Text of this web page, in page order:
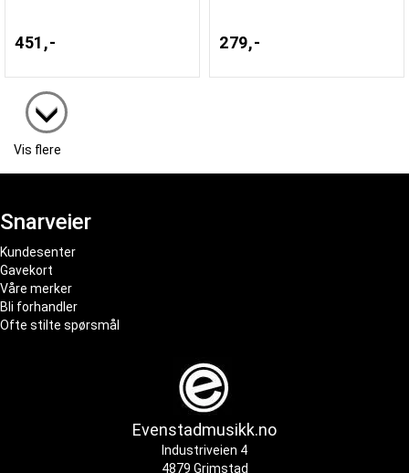
451,- 279,-
Vis flere
Snarveier
Kundesenter
Gavekort
Våre merker
Bli forhandler
Ofte stilte spørsmål
Evenstadmusikk.no
Industriveien 4
4879 Grimstad